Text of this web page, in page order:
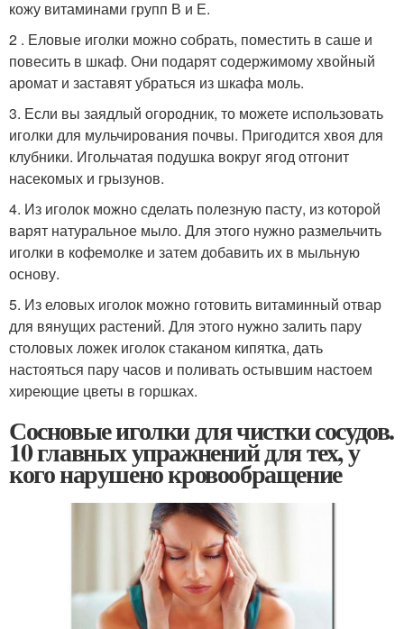
кожу витаминами групп В и Е.
2 . Еловые иголки можно собрать, поместить в саше и
повесить в шкаф. Они подарят содержимому хвойный
аромат и заставят убраться из шкафа моль.
3. Если вы заядлый огородник, то можете использовать
иголки для мульчирования почвы. Пригодится хвоя для
клубники. Игольчатая подушка вокруг ягод отгонит
насекомых и грызунов.
4. Из иголок можно сделать полезную пасту, из которой
варят натуральное мыло. Для этого нужно размельчить
иголки в кофемолке и затем добавить их в мыльную
основу.
5. Из еловых иголок можно готовить витаминный отвар
для вянущих растений. Для этого нужно залить пару
столовых ложек иголок стаканом кипятка, дать
настояться пару часов и поливать остывшим настоем
хиреющие цветы в горшках.
Сосновые иголки для чистки сосудов.
10 главных упражнений для тех, у
кого нарушено кровообращение